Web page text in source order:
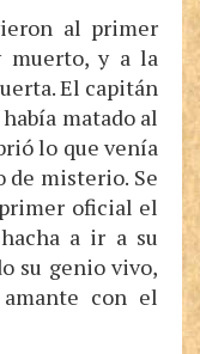
al primer
muerto, y a la
El capitán
matado al
lo que venía
de misterio. Se
oficial el
a ir a su
su genio vivo,
con el